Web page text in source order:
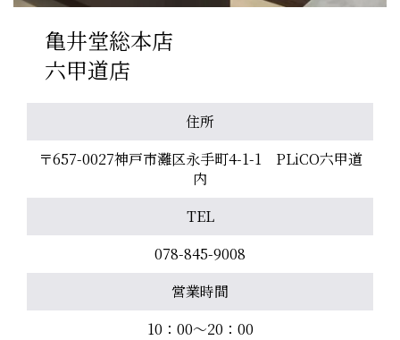
亀井堂総本店
六甲道店
住所
〒657-0027神戸市灘区永手町4-1-1 PLiCO六甲道
内
TEL
078-845-9008
営業時間
10：00〜20：00